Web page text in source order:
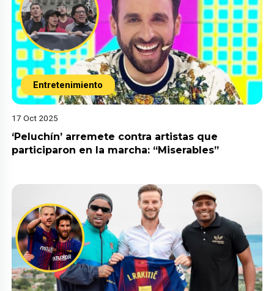
Entretenimiento
17 Oct 2025
‘Peluchín’ arremete contra artistas que
participaron en la marcha: “Miserables”